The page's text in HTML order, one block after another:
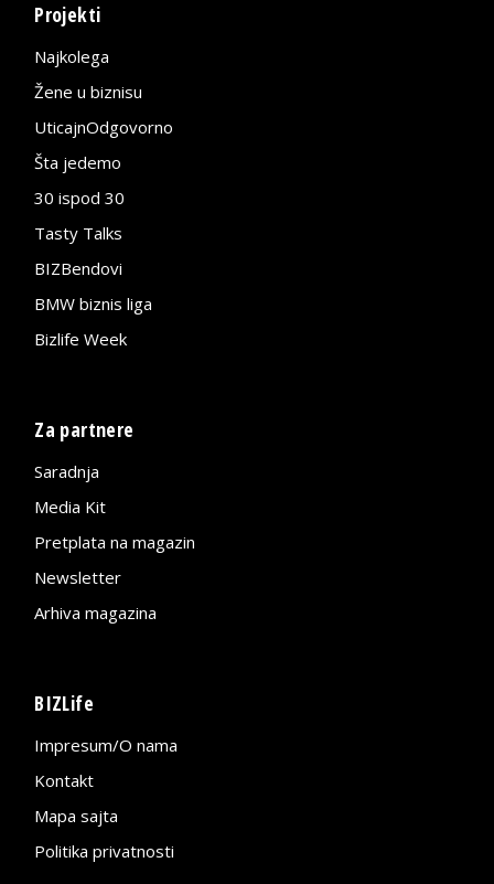
Projekti
Najkolega
Žene u biznisu
UticajnOdgovorno
Šta jedemo
30 ispod 30
Tasty Talks
BIZBendovi
BMW biznis liga
Bizlife Week
Za partnere
Saradnja
Media Kit
Pretplata na magazin
Newsletter
Arhiva magazina
BIZLife
Impresum/O nama
Kontakt
Mapa sajta
Politika privatnosti